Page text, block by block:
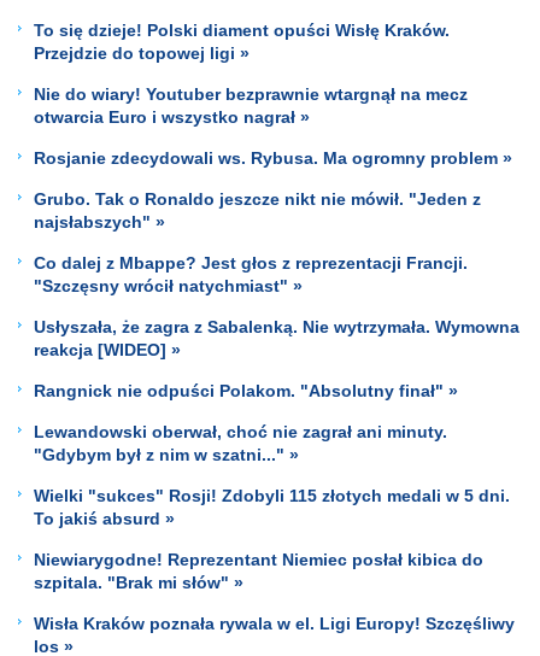
To się dzieje! Polski diament opuści Wisłę Kraków.
Przejdzie do topowej ligi »
Nie do wiary! Youtuber bezprawnie wtargnął na mecz
otwarcia Euro i wszystko nagrał »
Rosjanie zdecydowali ws. Rybusa. Ma ogromny problem »
Grubo. Tak o Ronaldo jeszcze nikt nie mówił. "Jeden z
najsłabszych" »
Co dalej z Mbappe? Jest głos z reprezentacji Francji.
"Szczęsny wrócił natychmiast" »
Usłyszała, że zagra z Sabalenką. Nie wytrzymała. Wymowna
reakcja [WIDEO] »
Rangnick nie odpuści Polakom. "Absolutny finał" »
Lewandowski oberwał, choć nie zagrał ani minuty.
"Gdybym był z nim w szatni..." »
Wielki "sukces" Rosji! Zdobyli 115 złotych medali w 5 dni.
To jakiś absurd »
Niewiarygodne! Reprezentant Niemiec posłał kibica do
szpitala. "Brak mi słów" »
Wisła Kraków poznała rywala w el. Ligi Europy! Szczęśliwy
los »